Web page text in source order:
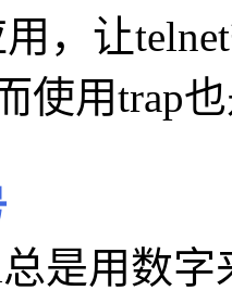
，让
使用trap
是用数